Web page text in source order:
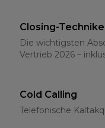
Closing-
Die wichtigsten
Vertrieb 2026 –
Cold Calling
Telefonische